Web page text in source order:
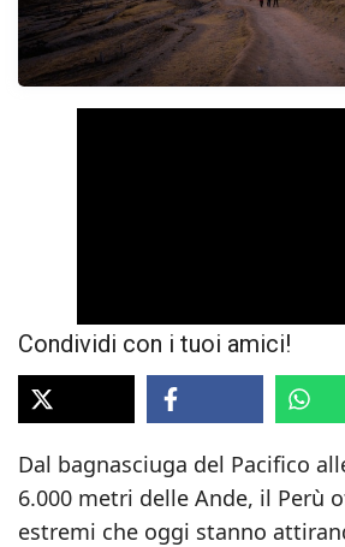
Condividi con i tuoi amici!
Dal bagnasciuga del Pacifico
6.000 metri delle Ande, il Perù
estremi che oggi stanno